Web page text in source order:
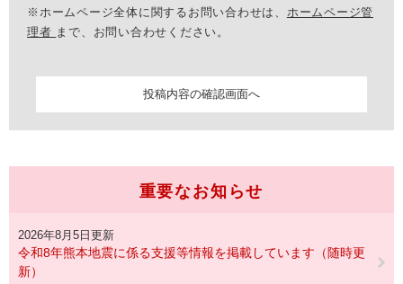
※ホームページ全体に関するお問い合わせは、 ホームページ管
理者 まで、お問い合わせください。
重要なお知らせ
2026年8月5日更新
令和8年熊本地震に係る支援等情報を掲載しています（随時更
新）